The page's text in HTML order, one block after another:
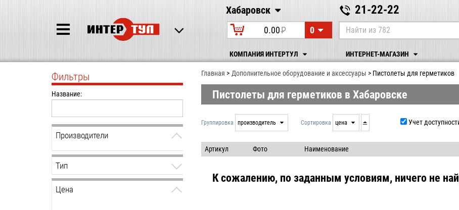
Хабаровск
Хабаровск
21-22-22
0.00P
0
КОМПАНИЯ ИНТЕРТУЛ ИНТЕРНЕТ-МАГАЗИН
Главная Дополнительное оборудование и аксессуары Пистолеты для герметиков
Пистолеты для герметиков в Хабаровске
Группировка производитель
производитель
Сортировка цена
выдачи
цена
Учет
Артикул Фото Наименование
К сожалению, по заданным условиям, ничего не
Фильтры
Название:
Производители
Тип
Цена